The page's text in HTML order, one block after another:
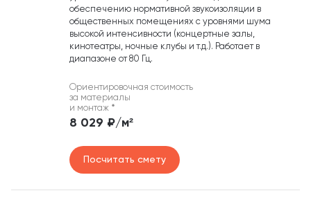
обеспечению нормативной звукоизоляции в
общественных помещениях с уровнями шума
высокой интенсивности (концертные залы,
кинотеатры, ночные клубы и т.д.). Работает в
диапазоне от 80 Гц.
Ориентировочная стоимость
за материалы
и монтаж *
8 029 ₽/м²
Посчитать смету